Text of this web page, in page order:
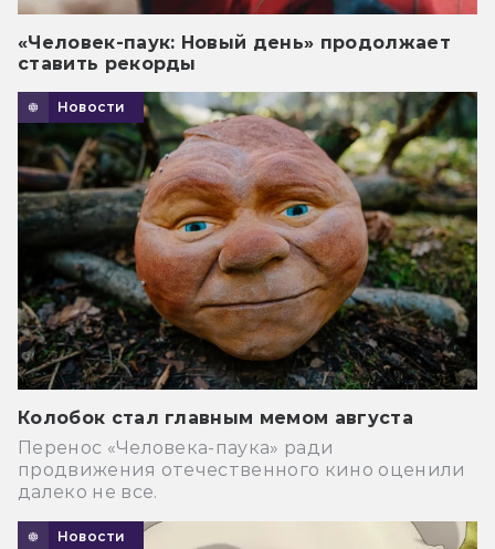
«Человек-паук: Новый день» продолжает
ставить рекорды
Новости
Колобок стал главным мемом августа
Перенос «Человека-паука» ради
продвижения отечественного кино оценили
далеко не все.
Новости